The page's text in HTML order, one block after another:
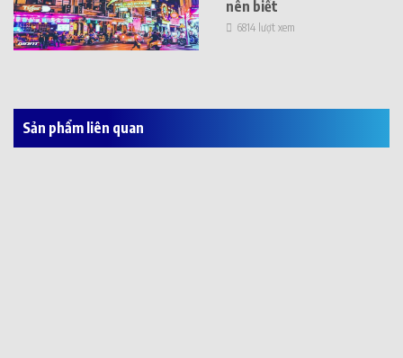
nên biết
6814 lượt xem
Sản phẩm liên quan